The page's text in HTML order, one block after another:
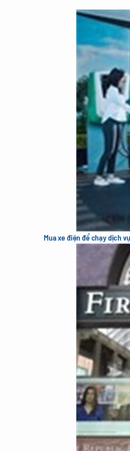
Mua xe điện để chạy dịch